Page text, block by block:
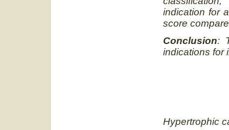
indication for
score
Conclusion:
indications for
Hypertrophic